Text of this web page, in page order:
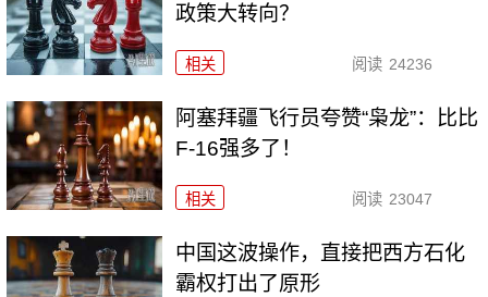
政策大转向？
相关 阅读 24236
阿塞拜疆飞行员夸赞“枭龙”：比比
F-16强多了！
相关 阅读 23047
中国这波操作，直接把西方石化
霸权打出了原形